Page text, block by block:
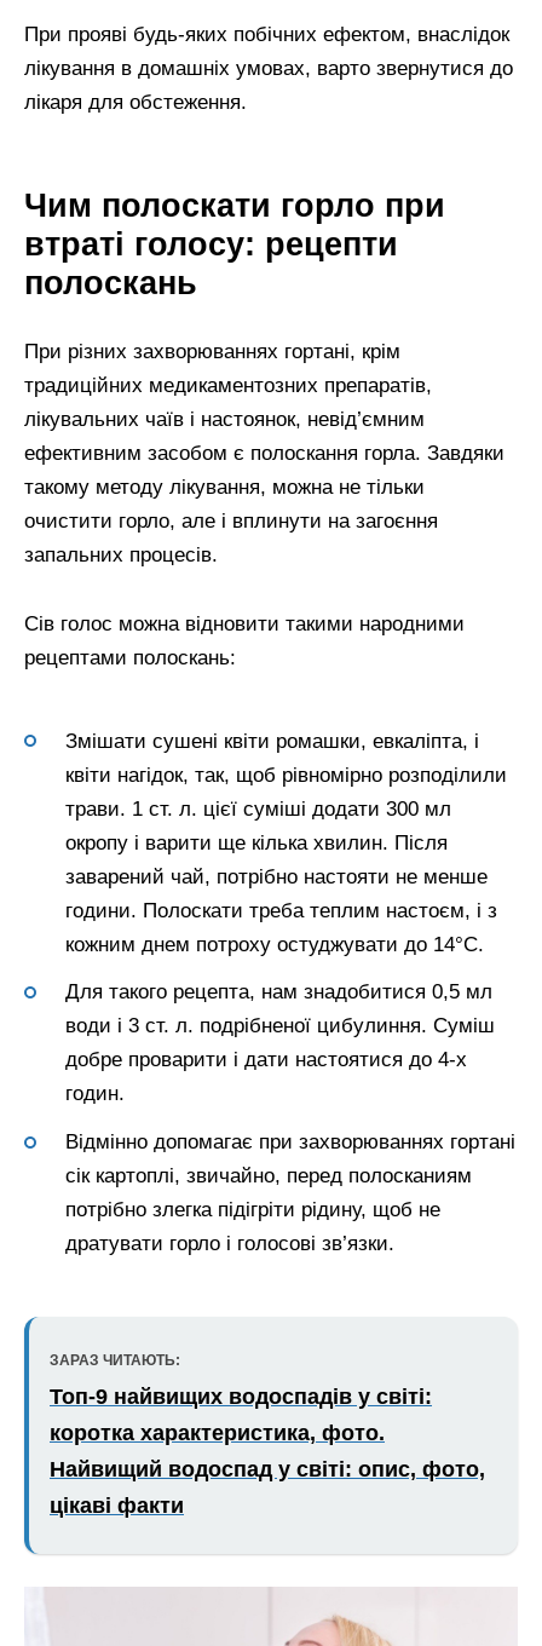
При прояві будь-яких побічних ефектом, внаслідок
лікування в домашніх умовах, варто звернутися до
лікаря для обстеження.
Чим полоскати горло при
втраті голосу: рецепти
полоскань
При різних захворюваннях гортані, крім
традиційних медикаментозних препаратів,
лікувальних чаїв і настоянок, невід’ємним
ефективним засобом є полоскання горла. Завдяки
такому методу лікування, можна не тільки
очистити горло, але і вплинути на загоєння
запальних процесів.
Сів голос можна відновити такими народними
рецептами полоскань:
Змішати сушені квіти ромашки, евкаліпта, і
квіти нагідок, так, щоб рівномірно розподілили
трави. 1 ст. л. цієї суміші додати 300 мл
окропу і варити ще кілька хвилин. Після
заварений чай, потрібно настояти не менше
години. Полоскати треба теплим настоєм, і з
кожним днем потроху остуджувати до 14°C.
Для такого рецепта, нам знадобитися 0,5 мл
води і 3 ст. л. подрібненої цибулиння. Суміш
добре проварити і дати настоятися до 4-х
годин.
Відмінно допомагає при захворюваннях гортані
сік картоплі, звичайно, перед полосканиям
потрібно злегка підігріти рідину, щоб не
дратувати горло і голосові зв’язки.
ЗАРАЗ ЧИТАЮТЬ:
Топ-9 найвищих водоспадів у світі:
коротка характеристика, фото.
Найвищий водоспад у світі: опис, фото,
цікаві факти